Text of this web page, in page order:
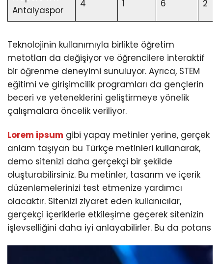
Antalyaspor
4 1 6 2
Teknolojinin kullanımıyla birlikte öğretim
metotları da değişiyor ve öğrencilere interaktif
bir öğrenme deneyimi sunuluyor. Ayrıca, STEM
eğitimi ve girişimcilik programları da gençlerin
beceri ve yeteneklerini geliştirmeye yönelik
çalışmalara öncelik veriliyor.
Lorem ipsum gibi yapay metinler yerine, gerçek
anlam taşıyan bu Türkçe metinleri kullanarak,
demo sitenizi daha gerçekçi bir şekilde
oluşturabilirsiniz. Bu metinler, tasarım ve içerik
düzenlemelerinizi test etmenize yardımcı
olacaktır. Sitenizi ziyaret eden kullanıcılar,
gerçekçi içeriklerle etkileşime geçerek sitenizin
işlevselliğini daha iyi anlayabilirler. Bu da potans